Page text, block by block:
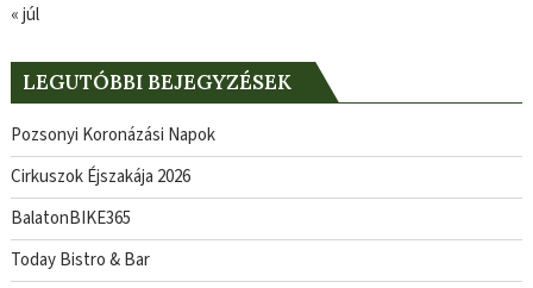
« júl
LEGUTÓBBI BEJEGYZÉSEK
Pozsonyi Koronázási Napok
Cirkuszok Éjszakája 2026
BalatonBIKE365
Today Bistro & Bar